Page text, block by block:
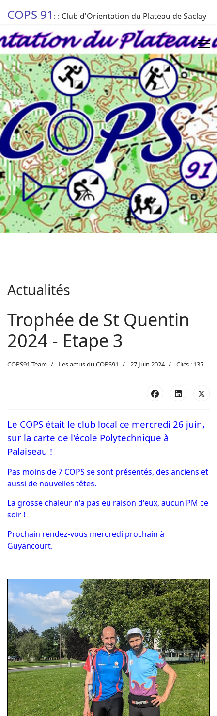
COPS 91 : : Club d'Orientation du Plateau de Saclay
Actualités
Trophée de St Quentin
2024 - Etape 3
COPS91 Team Les actus du COPS91 27 Juin 2024 Clics : 135
Le COPS était le club local ce mercredi 26 juin,
sur la carte de l'école Polytechnique à
Palaiseau !
Pas moins de 7 COPS se sont présentés, des anciens et
aussi de nouvelles têtes.
La grosse chaleur n'a pas eu raison d'eux, aucun PM ce
soir !
Prochain rendez-vous mercredi prochain à
Guyancourt.